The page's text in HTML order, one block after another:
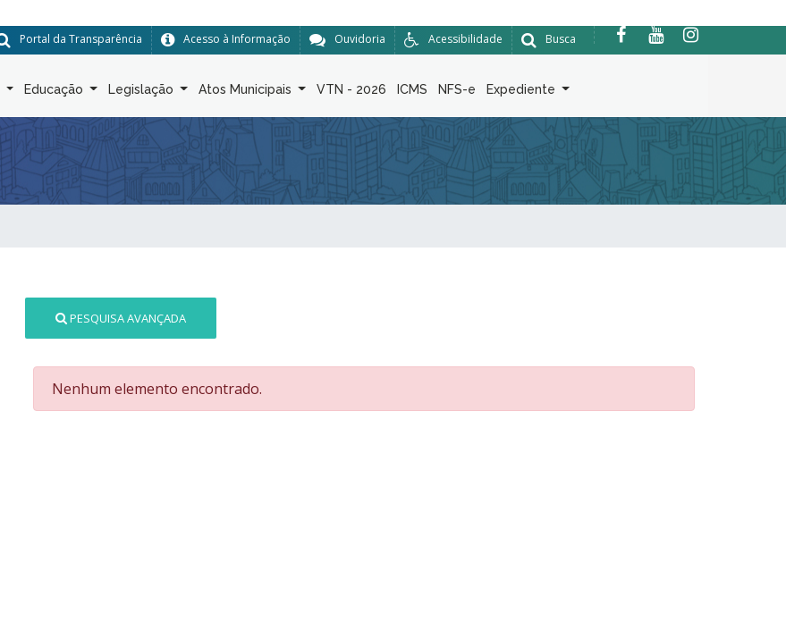
Busca
Acessibilidade
Ouvidoria
Acesso à Informação
Portal da Transparência
Educação Legislação Atos Municipais VTN - 2026 ICMS NFS-e Expediente
PESQUISA AVANÇADA
Nenhum elemento encontrado.